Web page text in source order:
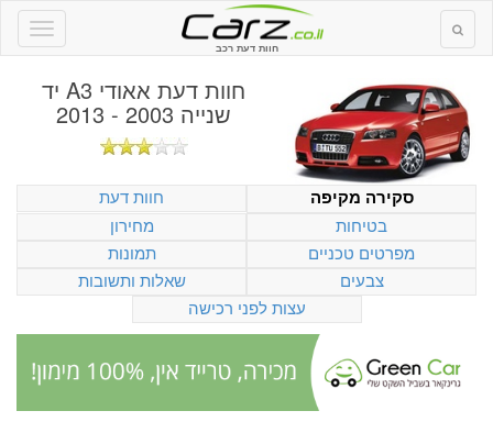
חוות דעת רכב
חוות דעת אאודי A3 יד
שנייה 2003 - 2013
סקירה מקיפה
חוות דעת
בטיחות
מחירון
מפרטים טכניים
תמונות
צבעים
שאלות ותשובות
עצות לפני רכישה